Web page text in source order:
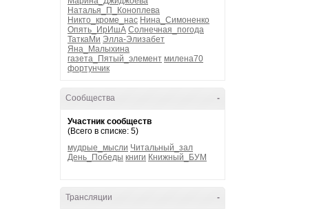
Наталья_П_Коноплева
Никто_кроме_нас Нина_Симоненко
Опять_ИрИшА Солнечная_погода
ТаткаМи Элла-Элизабет
Яна_Малыхина
газета_Пятый_элемент милена70
фортунчик
-
Сообщества
Участник сообществ
(Всего в списке: 5)
мудрые_мысли Читальный_зал
День_Победы книги Книжный_БУМ
-
Трансляции